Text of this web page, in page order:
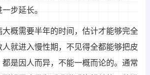
步延长。
大概需要半年的时间，估计才能够完全
就进入慢性期，不见得全都能够把皮
是因人而异，不能一概而论的。通常